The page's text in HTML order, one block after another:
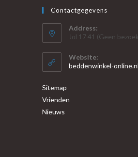
Contactgegevens
Address:
Jol 17 41 (Geen
Website:
beddenwinkel-online.nl
Sitemap
Vrienden
Nieuws